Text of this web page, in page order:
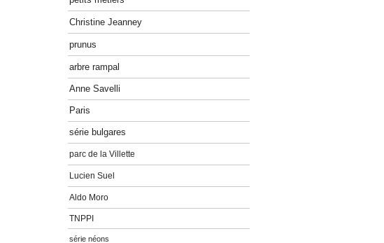
Christine Jeanney
prunus
arbre rampal
Anne Savelli
Paris
série bulgares
parc de la Villette
Lucien Suel
Aldo Moro
TNPPI
série néons